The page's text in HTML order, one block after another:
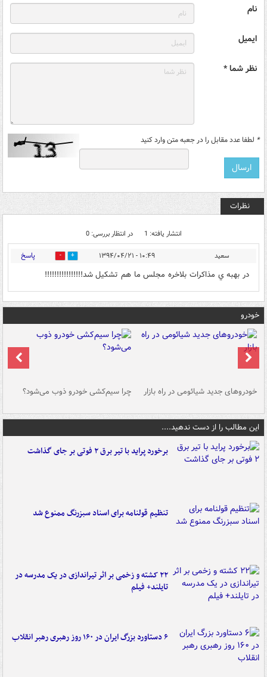
نام
ایمیل
نظر شما *
* لطفا عدد مقابل را در جعبه متن وارد کنید
نظرات
انتشار یافته: 1 در انتظار بررسی: 0
سعيد ۱۰:۴۹ - ۱۳۹۴/۰۴/۲۱ 0 پاسخ
در بهبه ي مذاكرات بلاخره مجلس ما هم تشكيل شد!!!!!!!!!!!!!!!!
خودرو
خودروهای جدید شیائومی در راه بازار چرا سیم‌کشی خودرو ذوب می‌شود؟
این مطالب را از دست ندهید....
برخورد پراید با تیر برق ۲ فوتی بر جای گذاشت
تنظیم قولنامه برای اسناد سبزرنگ ممنوع شد
۲۲ کشته و زخمی بر اثر تیراندازی در یک مدرسه در
تایلند+ فیلم
۶ دستاورد بزرگ ایران در ۱۶۰ روز رهبری رهبر انقلاب